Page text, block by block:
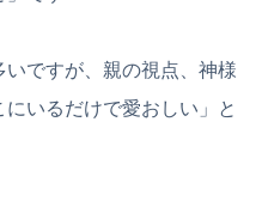
いですが、親の視点、神様
いるだけで愛おしい」と